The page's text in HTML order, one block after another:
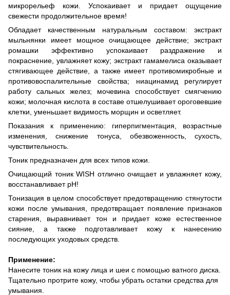
микрорельеф кожи. Успокаивает и придает ощущение
свежести продолжительное время!
Обладает качественным натуральным составом: экстракт
мыльнянки имеет мощное очищающее действие; экстракт
ромашки эффективно успокаивает раздражение и
покраснение, увлажняет кожу; экстракт гамамелиса оказывает
стягивающее действие, а также имеет противомикробные и
противовоспалительные свойства; ниацинамид регулирует
работу сальных желез; мочевина способствует смягчению
кожи; молочная кислота в составе отшелушивает ороговевшие
клетки, уменьшает видимость морщин и осветляет.
Показания к применению: гиперпигментация, возрастные
изменения, снижение тонуса, обезвоженность, сухость,
чувствительность.
Тоник предназначен для всех типов кожи.
Очищающий тоник WISH отлично очищает и увлажняет кожу,
восстанавливает pH!
Тонизация в целом способствует предотвращению стянутости
кожи после умывания, предотвращает появление признаков
старения, выравнивает тон и придает коже естественное
сияние, а также подготавливает кожу к нанесению
последующих уходовых средств.
Применение:
Нанесите тоник на кожу лица и шеи с помощью ватного диска.
Тщательно протрите кожу, чтобы убрать остатки средства для
умывания.